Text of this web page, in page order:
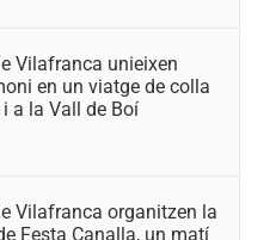
Vilafranca unieixen
en un viatge de colla
i a la Vall de Boí
Vilafranca organitzen la
Festa Canalla, un matí